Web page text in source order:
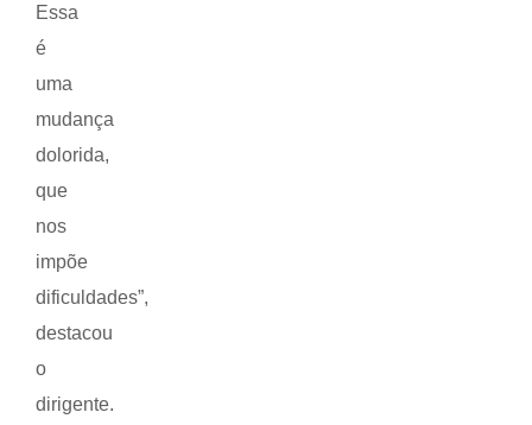
Essa
é
uma
mudança
dolorida,
que
nos
impõe
dificuldades”,
destacou
o
dirigente.